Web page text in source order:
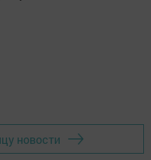
новости